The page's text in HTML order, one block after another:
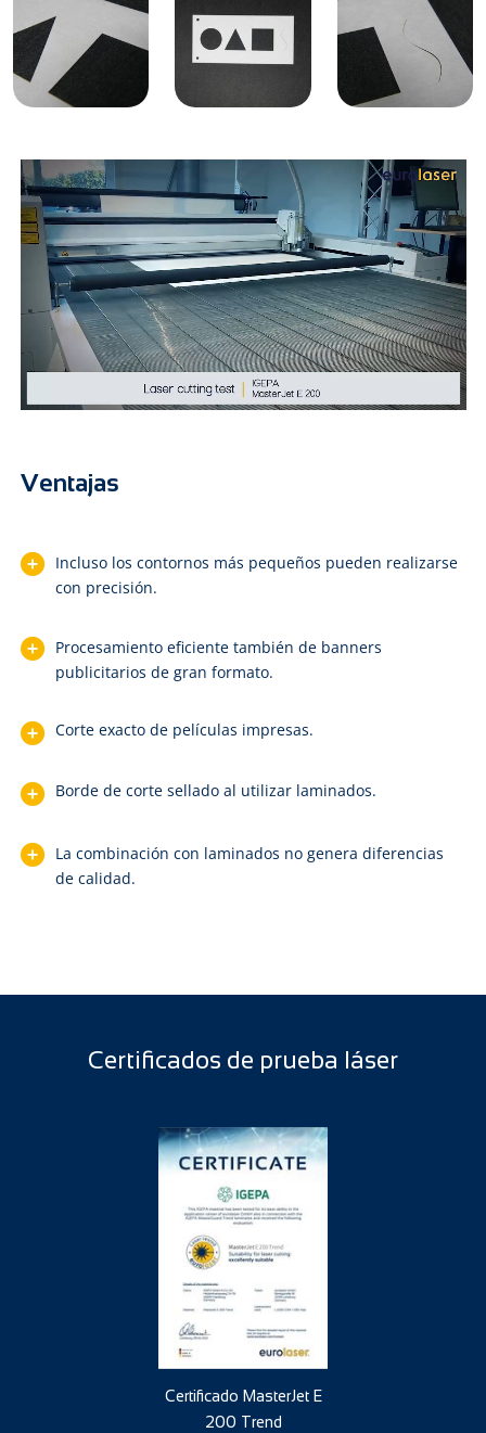
Ventajas
Incluso los contornos más pequeños pueden realizarse
con precisión.
Procesamiento eficiente también de banners
publicitarios de gran formato.
Corte exacto de películas impresas.
Borde de corte sellado al utilizar laminados.
La combinación con laminados no genera diferencias
de calidad.
Certificados de prueba láser
Certificado MasterJet E
200 Trend